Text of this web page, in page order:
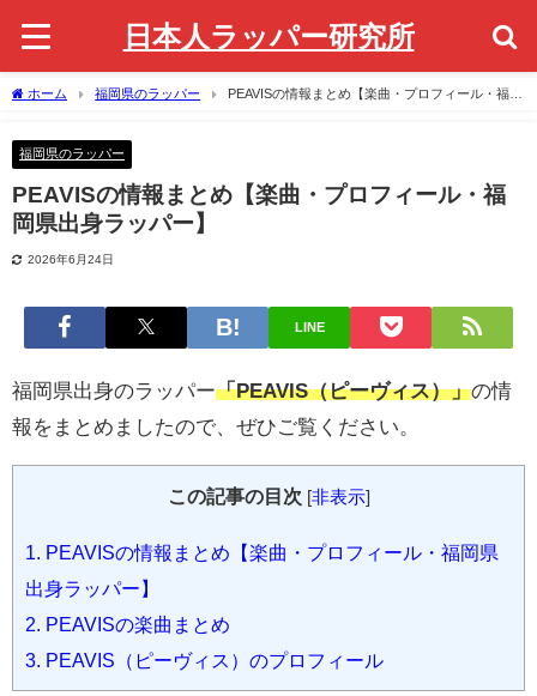
日本人ラッパー研究所
ホーム 福岡県のラッパー
PEAVISの情報まとめ【楽曲・プロフィール・福岡
福岡県のラッパー
PEAVISの情報まとめ【楽曲・プロフィール・福
岡県出身ラッパー】
2026年6月24日
LINE
福岡県出身のラッパー「PEAVIS（ピーヴィス）」の情
報をまとめましたので、ぜひご覧ください。
この記事の目次 [非表示]
1.
PEAVISの情報まとめ【楽曲・プロフィール・福岡県
出身ラッパー】
2.
PEAVISの楽曲まとめ
3.
PEAVIS（ピーヴィス）のプロフィール